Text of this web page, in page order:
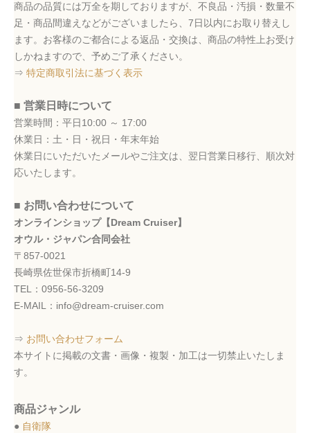
商品の品質には万全を期しておりますが、不良品・汚損・数量不
足・商品間違えなどがございましたら、7日以内にお取り替えし
ます。お客様のご都合による返品・交換は、商品の特性上お受け
しかねますので、予めご了承ください。
⇒ 特定商取引法に基づく表示
■ 営業日時について
営業時間：平日10:00 ～ 17:00
休業日：土・日・祝日・年末年始
休業日にいただいたメールやご注文は、翌日営業日移行、順次対
応いたします。
■ お問い合わせについて
オンラインショップ【Dream Cruiser】
オウル・ジャパン合同会社
〒857-0021
長崎県佐世保市折橋町14-9
TEL：0956-56-3209
E-MAIL：info@dream-cruiser.com
⇒ お問い合わせフォーム
本サイトに掲載の文書・画像・複製・加工は一切禁止いたしま
す。
商品ジャンル
● 自衛隊